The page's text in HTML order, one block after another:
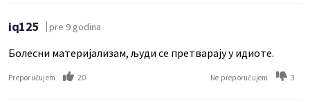
iq125 pre 9 godina
Болесни материјализам, људи се претварају у идиоте.
Preporučujem 20 Ne preporučujem 3